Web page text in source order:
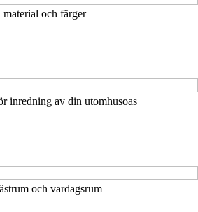
och färger
inredning av din utomhusoas
och vardagsrum